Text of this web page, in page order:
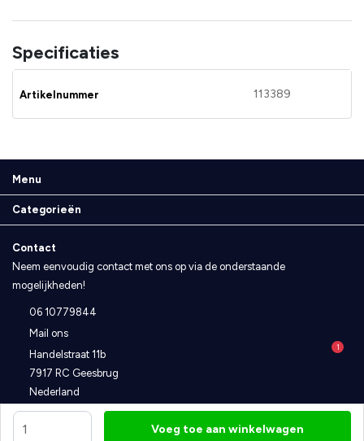
Voeg toe aan winkelwagen
Specificaties
Artikelnummer 113389
1
Menu
Categorieën
Contact
Neem eenvoudig contact met ons op via de onderstaande
mogelijkheden!
06 10779844
Mail ons
Handelstraat 11b
7917 RC Geesbrug
Nederland
Algemene voorwaarden Privacybeleid